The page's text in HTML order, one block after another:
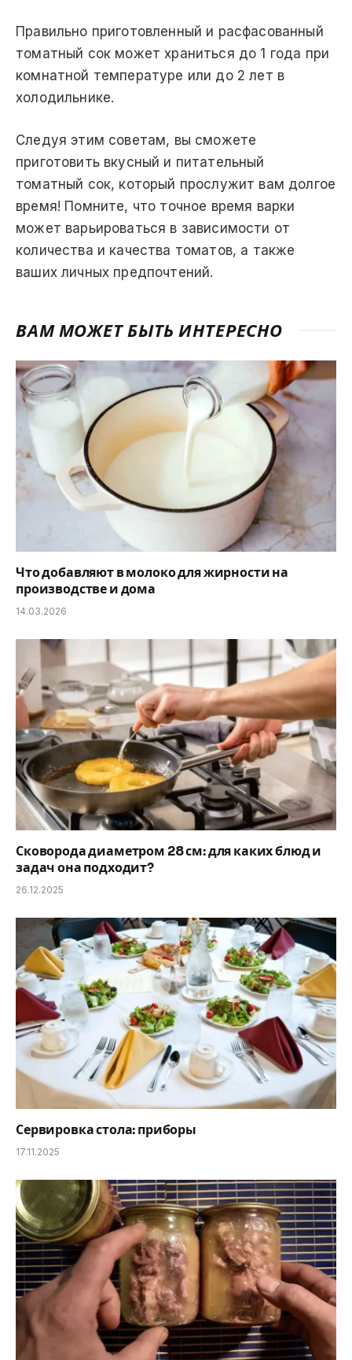
Правильно приготовленный и расфасованный
томатный сок может храниться до 1 года при
комнатной температуре или до 2 лет в
холодильнике.
Следуя этим советам, вы сможете
приготовить вкусный и питательный
томатный сок, который прослужит вам долгое
время! Помните, что точное время варки
может варьироваться в зависимости от
количества и качества томатов, а также
ваших личных предпочтений.
ВАМ МОЖЕТ БЫТЬ ИНТЕРЕСНО
Что добавляют в молоко для жирности на
производстве и дома
14.03.2026
Сковорода диаметром 28 см: для каких блюд и
задач она подходит?
26.12.2025
Сервировка стола: приборы
17.11.2025